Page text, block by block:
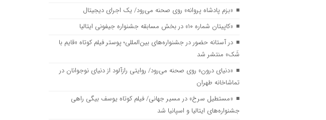
در جشنواره‌های بین‌المللی؛ پوستر فیلم کوتاه «قایم با شَک» منتشر شد
روی صحنه می‌رود/ روایتی رازآلود از دنیای نوجوانان در تماشاخانه طهران
در مسیر جهانی/ فیلم کوتاه یوسف بیگی راهی جشنواره‌های ایتالیا و اسپانیا شد
«بزم پادشاه پروانه» روی صحنه می‌رود/ یک اجرای دیجیتال
«کاپیتان شماره ۱۰» در بخش مسابقه جشنواره جیفونی ایتالیا
در آستانه حضور در جشنواره‌های بین‌المللی؛ پوستر فیلم کوتاه «قایم با
شَک» منتشر شد
«دنیای درون» روی صحنه می‌رود/ روایتی رازآلود از دنیای نوجوانان در
تماشاخانه طهران
«مستطیل سرخ» در مسیر جهانی/ فیلم کوتاه یوسف بیگی راهی
جشنواره‌های ایتالیا و اسپانیا شد